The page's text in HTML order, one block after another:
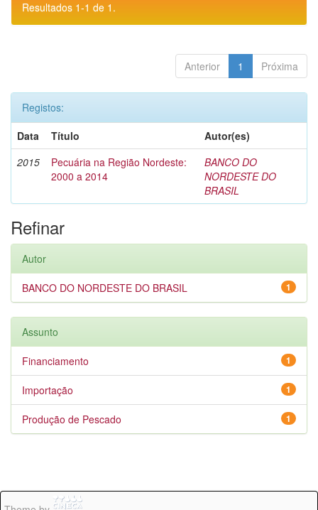
Resultados 1-1 de 1.
Anterior 1 Próxima
Registos:
Data
Título
Autor(es)
2015
Pecuária na Região Nordeste:
2000 a 2014
BANCO DO
NORDESTE DO
BRASIL
Refinar
Autor
1
BANCO DO NORDESTE DO BRASIL
Assunto
1
Financiamento
1
Importação
1
Produção de Pescado